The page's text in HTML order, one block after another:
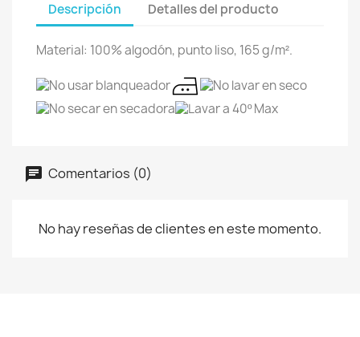
Descripción Detalles del producto
Material: 100% algodón, punto liso, 165 g/m².
Comentarios (0)
No hay reseñas de clientes en este momento.